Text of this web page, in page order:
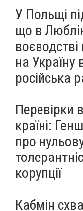
У Польщі
що в
воєводстві
на Україну
російська
Перевірки
країні:
про
корупції
Кабмін